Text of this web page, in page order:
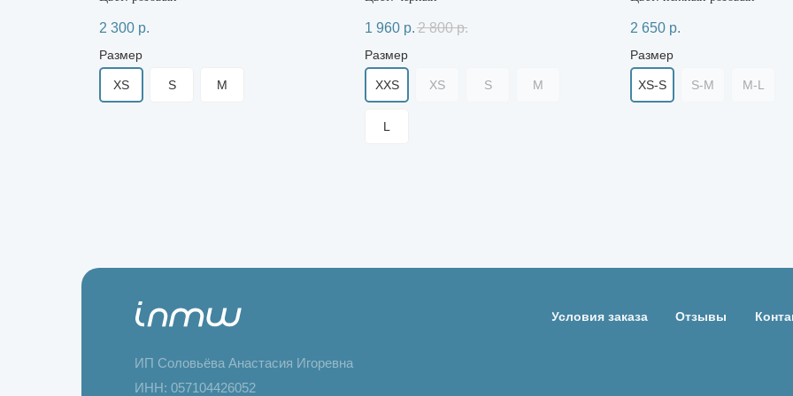
2 300 р.
Размер
XS S M
1 960 р. 2 800 р.
Размер
XXS XS S M
L
2 650 р.
Размер
XS-S S-M M-L
Отзывы
Условия заказа
ИНН: 057104426052
ИП Соловьёва Анастасия Игоревна